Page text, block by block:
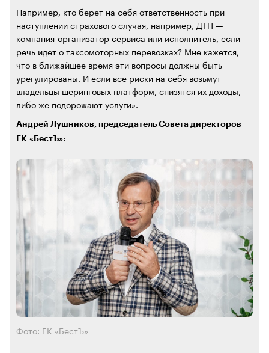
Например, кто берет на себя ответственность при
наступлении страхового случая, например, ДТП —
компания-организатор сервиса или исполнитель, если
речь идет о таксомоторных перевозках? Мне кажется,
что в ближайшее время эти вопросы должны быть
урегулированы. И если все риски на себя возьмут
владельцы шеринговых платформ, снизятся их доходы,
либо же подорожают услуги».
Андрей Лушников, председатель Совета директоров
ГК «БестЪ»:
Фото: ГК «БестЪ»